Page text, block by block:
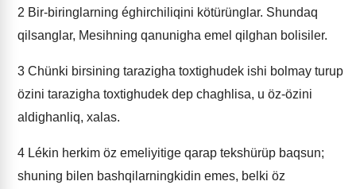
2 Bir-biringlarning éghirchiliqini kötürünglar. Shundaq
qilsanglar, Mesihning qanunigha emel qilghan bolisiler.
3 Chünki birsining tarazigha toxtighudek ishi bolmay turup
özini tarazigha toxtighudek dep chaghlisa, u öz-özini
aldighanliq, xalas.
4 Lékin herkim öz emeliyitige qarap tekshürüp baqsun;
shuning bilen bashqilarningkidin emes, belki öz